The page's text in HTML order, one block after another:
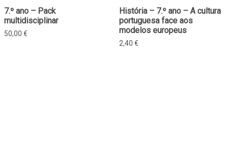
7.º ano – Pack
multidisciplinar
50,00 €
História – 7.º ano – A cultura
portuguesa face aos
modelos europeus
2,40 €